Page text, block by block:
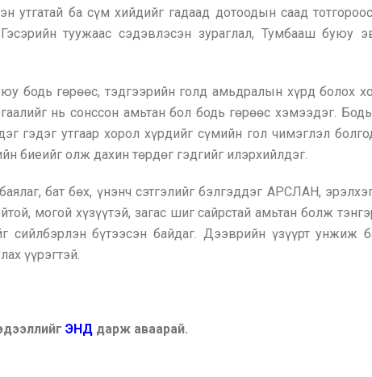
утгатай ба сүм хийдийг гадаад дотоодын саад
туужаас сэдэвлэсэн зураглал, Тумбааш буюу
бодь гөрөөс, тэдгээрийн голд амьдралын хүрд болох
нь сонссон амьтан бол бодь гөрөөс хэмээдэг.
гэдэг утгаар хорол хүрдийг сүмийн гол чимэглэл
биеийг олж дахин төрдөг гэдгийг илэрхийлдэг.
бат бөх, үнэнч сэтгэлийг бэлгэддэг АРСЛАН,
могой хүзүүтэй, загас шиг сайрстай амьтан болж
сийлбэрлэн бүтээсэн байдаг. Дээврийн үзүүрт унжиж
үүрэгтэй.
ЭНД дарж аваарай.